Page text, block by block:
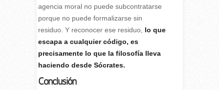
agencia moral no puede subcontratarse
porque no puede formalizarse sin
residuo. Y reconocer ese residuo, lo que
escapa a cualquier código, es
precisamente lo que la filosofía lleva
haciendo desde Sócrates.
Conclusión